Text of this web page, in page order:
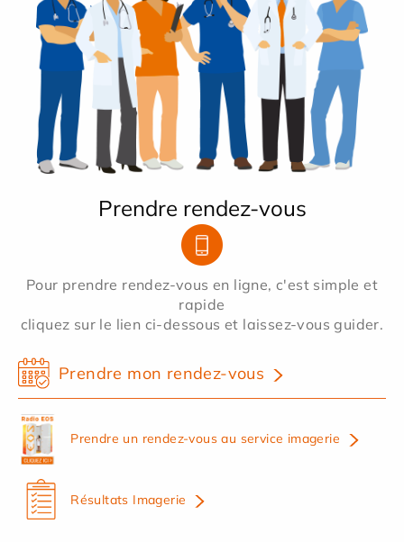
Prendre rendez-vous
Pour prendre rendez-vous en ligne, c'est simple et
rapide
cliquez sur le lien ci-dessous et laissez-vous guider.
Prendre mon rendez-vous
Prendre un rendez-vous au service imagerie
Résultats Imagerie